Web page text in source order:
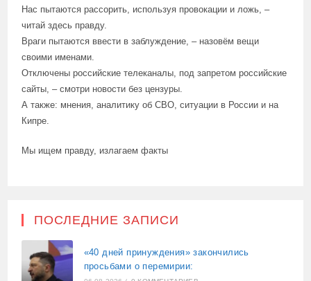
Нас пытаются рассорить, используя провокации и ложь, –
читай здесь правду.
Враги пытаются ввести в заблуждение, – назовём вещи
своими именами.
Отключены российские телеканалы, под запретом российские
сайты, – смотри новости без цензуры.
А также: мнения, аналитику об СВО, ситуации в России и на
Кипре.
Мы ищем правду, излагаем факты
ПОСЛЕДНИЕ ЗАПИСИ
«40 дней принуждения» закончились
просьбами о перемирии: